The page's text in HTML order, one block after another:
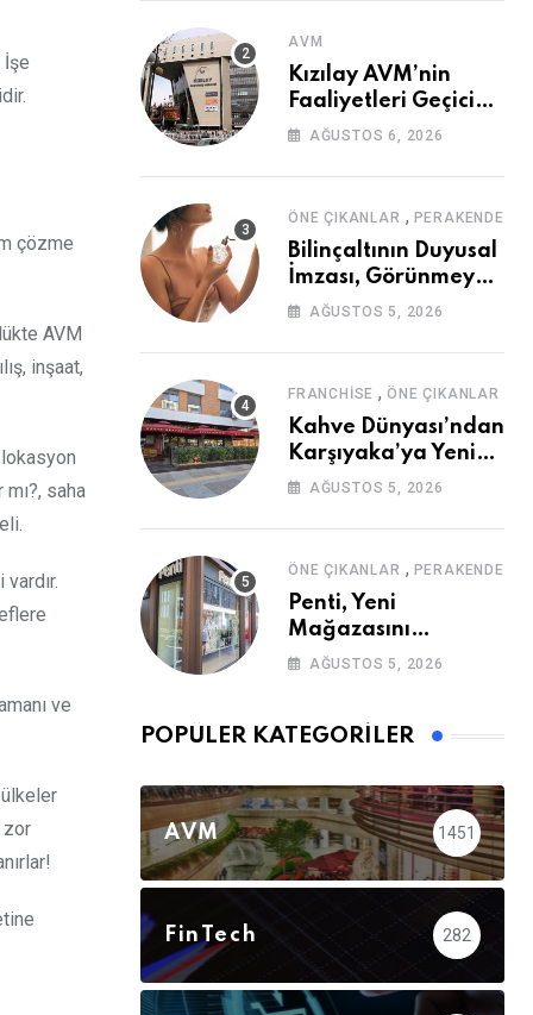
İşe
çözme
AVM
inşaat,
lokasyon
saha
ve
zor
AVM
Kızılay AVM’nin
Faaliyetleri Geçici
Olarak Durduruldu
AĞUSTOS 6, 2026
ÖNE ÇIKANLAR , PERAKENDE
Bilinçaltının Duyusal
İmzası, Görünmeyen
GüçAĞUSTOS 5, 2026
FRANCHISE ,ÖNE ÇIKANLAR
Kahve Dünyası’ndan
Karşıyaka’ya Yeni
Mağaza
AĞUSTOS 5, 2026
ÖNE ÇIKANLAR , PERAKENDE
Penti, Yeni
Mağazasını
Galataport’ta
AĞUSTOS 5, 2026
POPÜLER KATEGORILER
AVM 1451
FinTech 282